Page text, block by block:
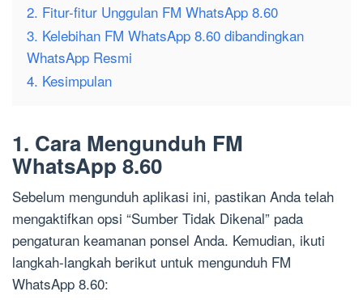
2. Fitur-fitur Unggulan FM WhatsApp 8.60
3. Kelebihan FM WhatsApp 8.60 dibandingkan
WhatsApp Resmi
4. Kesimpulan
1. Cara Mengunduh FM
WhatsApp 8.60
Sebelum mengunduh aplikasi ini, pastikan Anda telah
mengaktifkan opsi “Sumber Tidak Dikenal” pada
pengaturan keamanan ponsel Anda. Kemudian, ikuti
langkah-langkah berikut untuk mengunduh FM
WhatsApp 8.60: